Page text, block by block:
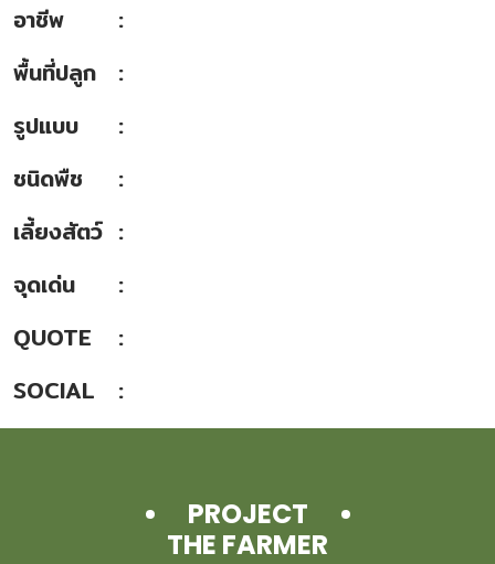
อาชีพ
พื้นที่ปลูก
รูปแบบ
ชนิดพืช
เลี้ยงสัตว์
จุดเด่น
QUOTE
SOCIAL
PROJECT
THE FARMER